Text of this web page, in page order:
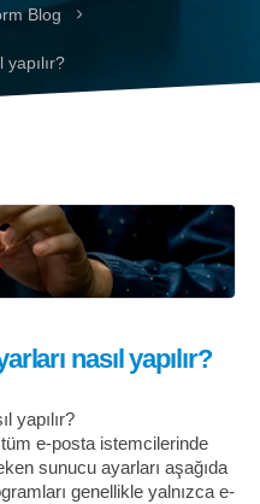
Blog
nasıl yapılır?
yapılır?
e-posta istemcilerinde
sunucu ayarları aşağıda
genellikle yalnızca e-